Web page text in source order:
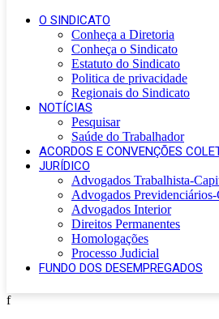
O SINDICATO
Conheça a Diretoria
Conheça o Sindicato
Estatuto do Sindicato
Politica de privacidade
Regionais do Sindicato
NOTÍCIAS
Pesquisar
Saúde do Trabalhador
ACORDOS E CONVENÇÕES
JURÍDICO
Advogados Trabalhista-
Advogados
Advogados Interior
Direitos Permanentes
Homologações
Processo Judicial
FUNDO DOS DESEMPREGADOS
f